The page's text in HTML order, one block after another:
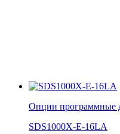
Опции программные
SDS1000X-E-16LA